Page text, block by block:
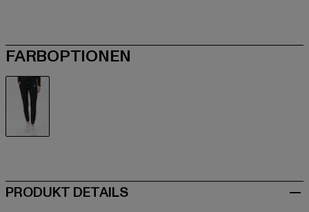
FARBOPTIONEN
PRODUKT DETAILS